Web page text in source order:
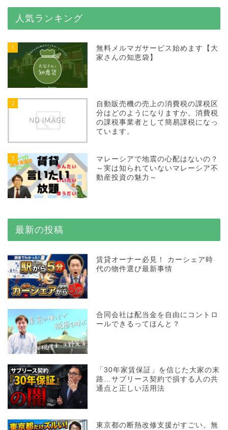
人気ランキング
1
無料メルマガサービス始めます【大
家さんの知恵袋】
2
自動販売機の売上の消費税の課税区
分はどのようになりますか。消費税
の課税事業者として簡易課税になっ
ています。
3
マレーシアで地震の心配はないの？
～実は知られていないマレーシア不
動産投資の魅力～
最新の投稿
賃貸オーナー必見！ カーシェア時
代の物件選び最新事情
合同会社は配当金を自由にコントロ
ールできるってほんと？
「30年家賃保証」を信じた大家の末
路…サブリース契約で損する人の共
通点と正しい活用法
東京都の断熱改修支援がすごい。無